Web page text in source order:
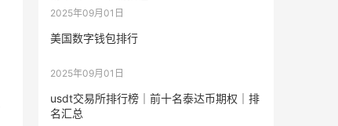
2025年09月01日
美国数字钱包排行
2025年09月01日
usdt交易所排行榜｜前十名泰达币期权｜排
名汇总